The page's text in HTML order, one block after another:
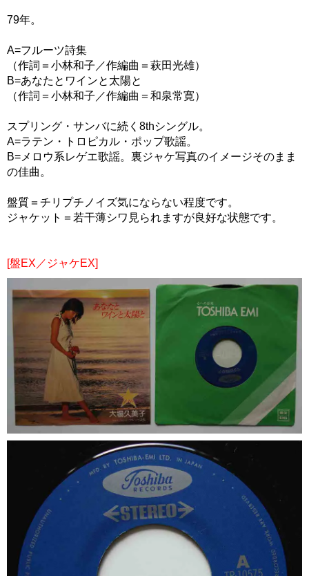
79年。
A=フルーツ詩集
（作詞＝小林和子／作編曲＝萩田光雄）
B=あなたとワインと太陽と
（作詞＝小林和子／作編曲＝和泉常寛）
スプリング・サンバに続く8thシングル。
A=ラテン・トロピカル・ポップ歌謡。
B=メロウ系レゲエ歌謡。裏ジャケ写真のイメージそのまま
の佳曲。
盤質＝チリプチノイズ気にならない程度です。
ジャケット＝若干薄シワ見られますが良好な状態です。
[盤EX／ジャケEX]